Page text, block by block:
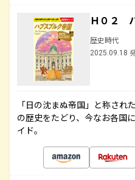
Ｈ０２
歴史時代
2025.09.18
「日の沈まぬ帝国」と称さ
の歴史をたどり、今なお各国
イド。